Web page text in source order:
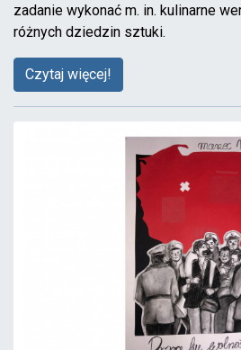
zadanie wykonać m. in. kulinarne
różnych dziedzin sztuki.
Czytaj więcej!